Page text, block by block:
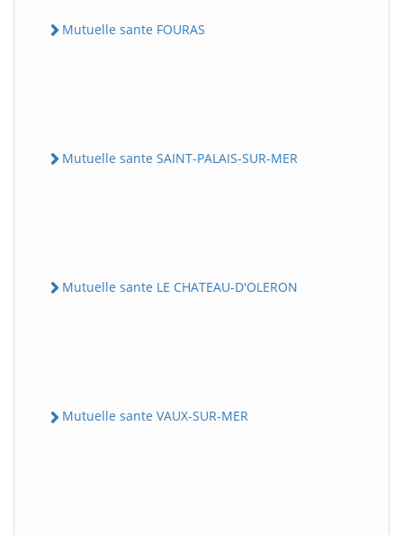
Mutuelle sante FOURAS
Mutuelle sante SAINT-PALAIS-SUR-MER
Mutuelle sante LE CHATEAU-D'OLERON
Mutuelle sante VAUX-SUR-MER